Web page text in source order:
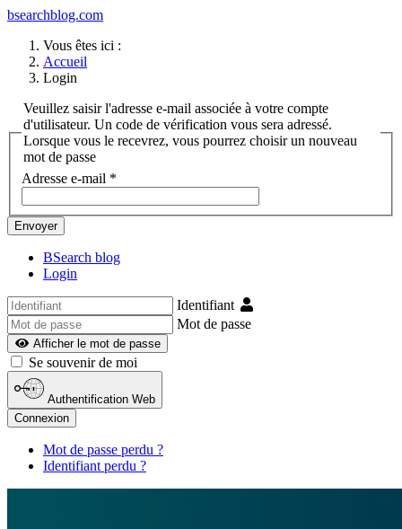
bsearchblog.com
Vous êtes ici :
Accueil
Login
Veuillez saisir l'adresse e-mail associée à votre compte
d'utilisateur. Un code de vérification vous sera adressé.
Lorsque vous le recevrez, vous pourrez choisir un nouveau
mot de passe
Adresse e-mail *
Envoyer
BSearch blog
Login
Identifiant
Mot de passe
Afficher le mot de passe
Se souvenir de moi
Authentification Web
Connexion
Mot de passe perdu ?
Identifiant perdu ?